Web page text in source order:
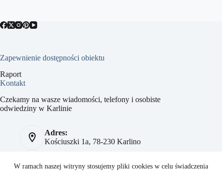
W ramach naszej witryny stosujemy pliki cookies w celu świadczenia
Zapewnienie dostępności obiektu
Raport
Kontakt
Czekamy na wasze wiadomości, telefony i osobiste
odwiedziny w Karlinie
Adres:
Kościuszki 1a, 78-230 Karlino
784 093 041